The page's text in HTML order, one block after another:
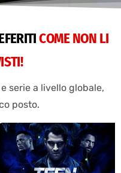
COME NON LI
serie a livello globale,
posto.